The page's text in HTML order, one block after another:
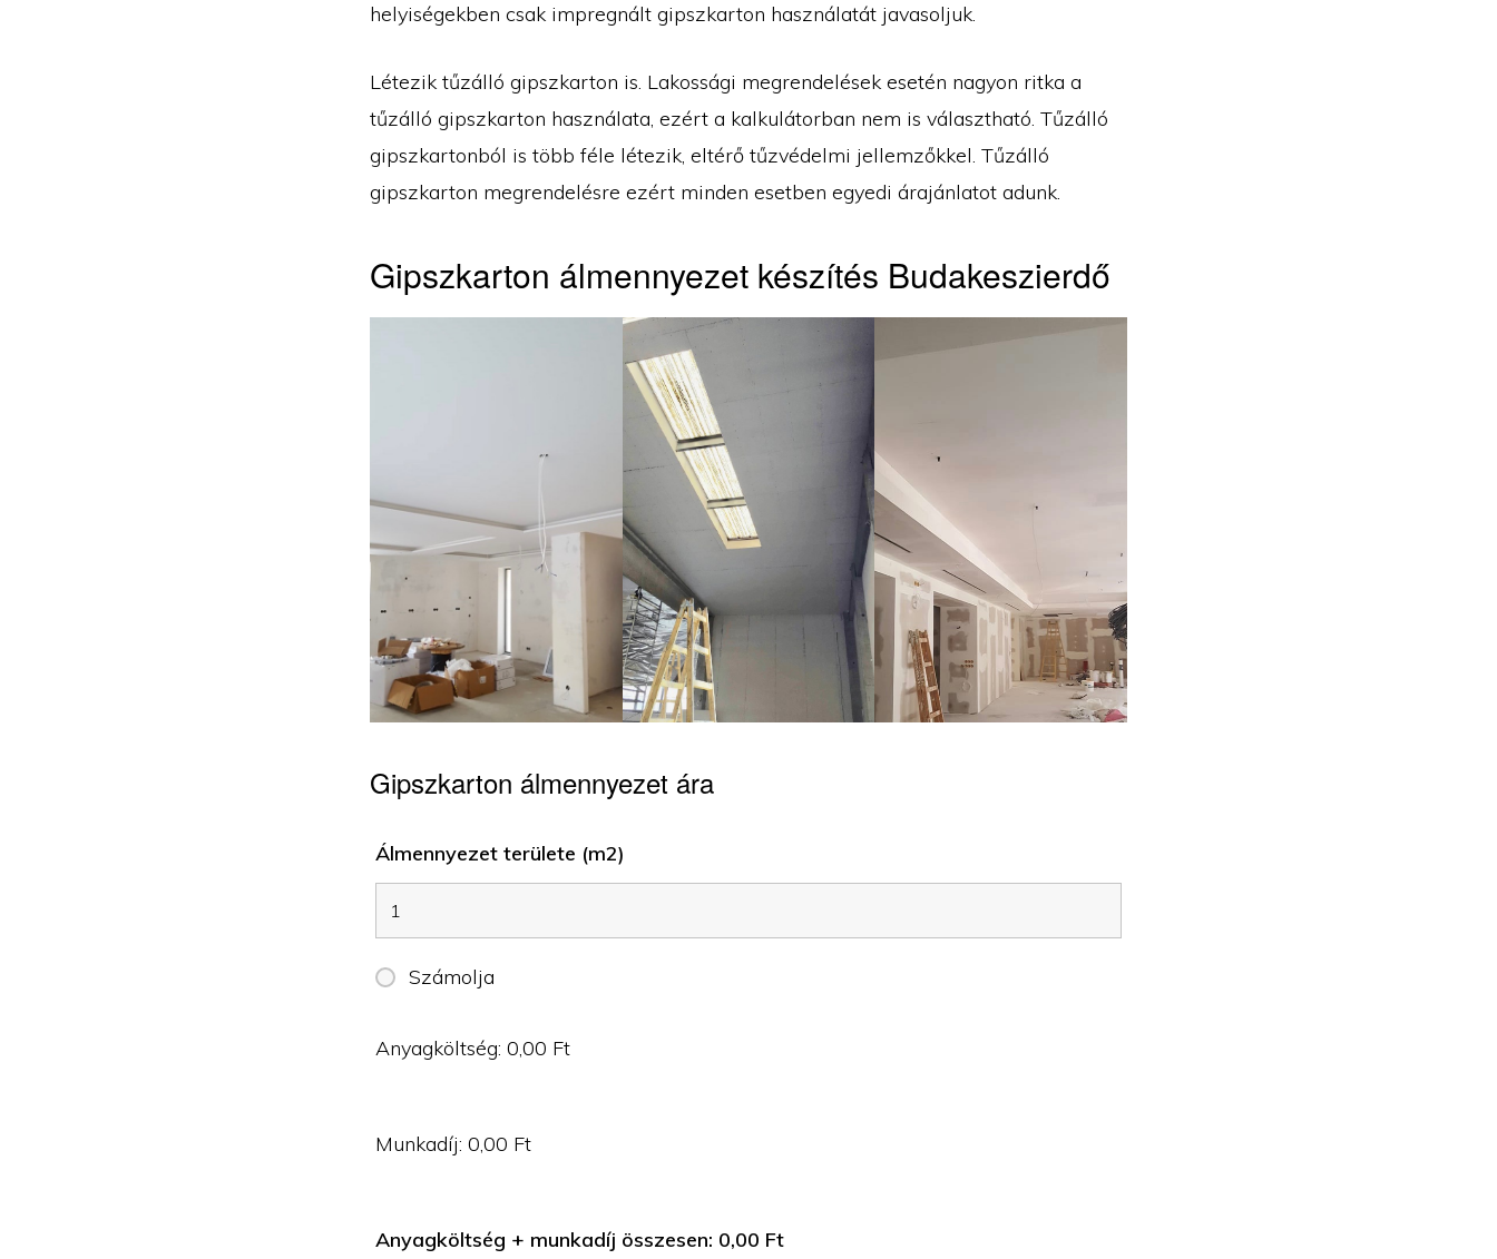
helyiségekben csak impregnált gipszkarton használatát javasoljuk.
Létezik tűzálló gipszkarton is. Lakossági megrendelések esetén nagyon ritka a
tűzálló gipszkarton használata, ezért a kalkulátorban nem is választható. Tűzálló
gipszkartonból is több féle létezik, eltérő tűzvédelmi jellemzőkkel. Tűzálló
gipszkarton megrendelésre ezért minden esetben egyedi árajánlatot adunk.
Gipszkarton álmennyezet készítés Budakeszierdő
Gipszkarton álmennyezet ára
Álmennyezet területe (m2)
Számolja
Anyagköltség: 0,00 Ft
Munkadíj: 0,00 Ft
Anyagköltség + munkadíj összesen: 0,00 Ft